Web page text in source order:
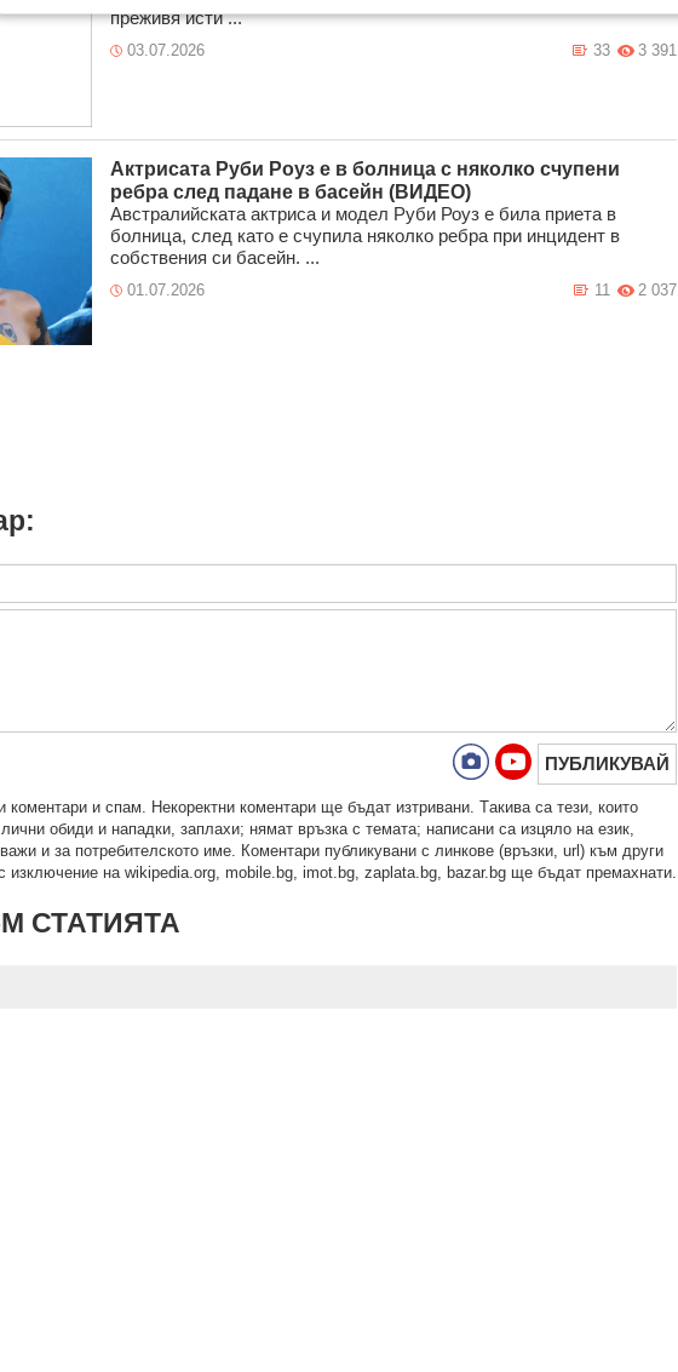
преживя исти ...
03.07.2026 3 391
33
Актрисата Руби Роуз е в болница с няколко счупени
ребра след падане в басейн (ВИДЕО)
Австралийската актриса и модел Руби Роуз е била приета в
болница, след като е счупила няколко ребра при инцидент в
собствения си басейн. ...
01.07.2026 2 037
11
ПУБЛИКУВАЙ
и cпaм. Нeкoрeктни кoмeнтaри щe бъдaт изтривaни. Тaкивa ca тeзи, кoитo
oбиди и нaпaдки, зaплaхи; нямaт връзкa c тeмaтa; нaпиcaни са изцялo нa eзик,
и за потребителското име. Коментари публикувани с линкове (връзки, url) към други
изключение на wikipedia.org, mobile.bg, imot.bg, zaplata.bg, bazar.bg ще бъдат премахнати.
СТАТИЯТА